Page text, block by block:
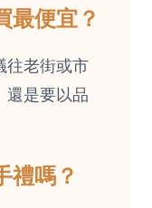
最便宜？
往老街或市
還是要以品
禮嗎？